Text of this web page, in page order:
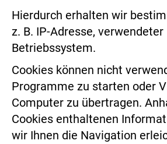
Hierdurch erhalten wir
z. B. IP-Adresse,
Betriebssystem.
Cookies können nicht
Programme zu starten oder
Computer zu übertragen.
Cookies enthaltenen
wir Ihnen die Navigation